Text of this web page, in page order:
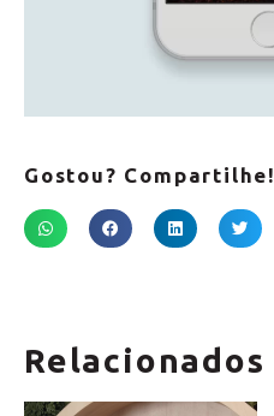
Gostou? Compartilhe!
Relacionados